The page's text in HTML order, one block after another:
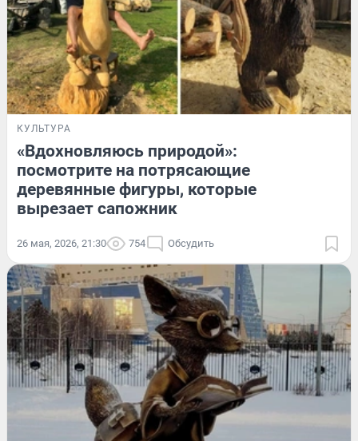
КУЛЬТУРА
«Вдохновляюсь природой»:
посмотрите на потрясающие
деревянные фигуры, которые
вырезает сапожник
26 мая, 2026, 21:30 754 Обсудить